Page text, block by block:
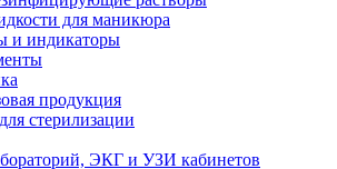
для маникюра
и индикаторы
продукция
стерилизации
ЭКГ и УЗИ кабинетов